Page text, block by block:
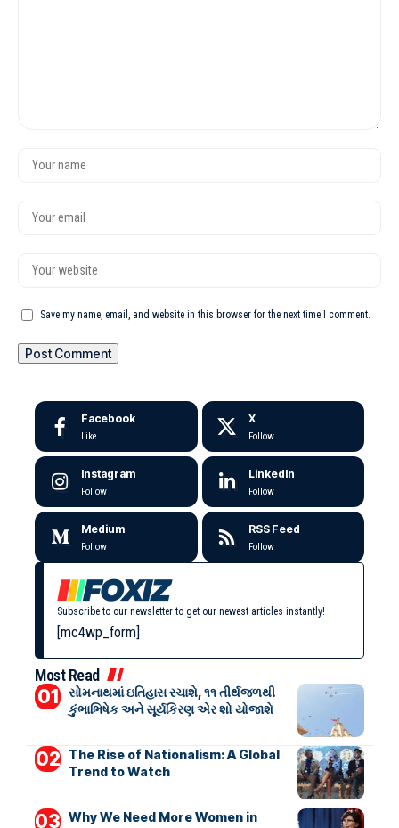
Save my name, email, and website in this browser for the next time I comment.
Facebook
Like
X
Follow
Instagram
Follow
LinkedIn
Follow
Medium
Follow
RSS Feed
Follow
Subscribe to our newsletter to get our newest articles instantly!
[mc4wp_form]
Most Read
સોમનાથમાં ઇતિહાસ રચાશે, ૧૧ તીર્થજળથી
કુંભાભિષેક અને સૂર્યકિરણ એર શો યોજાશે
The Rise of Nationalism: A Global
Trend to Watch
Why We Need More Women in